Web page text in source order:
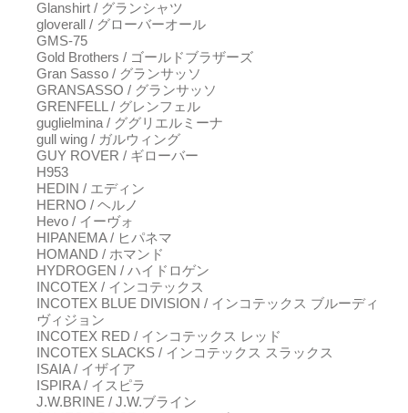
Glanshirt / グランシャツ
gloverall / グローバーオール
GMS-75
Gold Brothers / ゴールドブラザーズ
Gran Sasso / グランサッソ
GRANSASSO / グランサッソ
GRENFELL / グレンフェル
guglielmina / ググリエルミーナ
gull wing / ガルウィング
GUY ROVER / ギローバー
H953
HEDIN / エディン
HERNO / ヘルノ
Hevo / イーヴォ
HIPANEMA / ヒパネマ
HOMAND / ホマンド
HYDROGEN / ハイドロゲン
INCOTEX / インコテックス
INCOTEX BLUE DIVISION / インコテックス ブルーディ
ヴィジョン
INCOTEX RED / インコテックス レッド
INCOTEX SLACKS / インコテックス スラックス
ISAIA / イザイア
ISPIRA / イスピラ
J.W.BRINE / J.W.ブライン